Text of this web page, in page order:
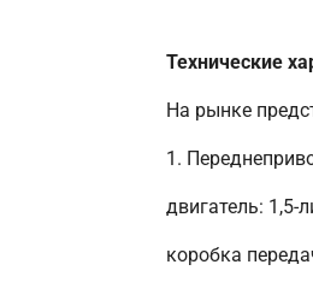
Технические
На рынке
1.
двигатель: 1,5-
коробка